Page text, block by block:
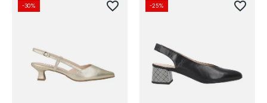
-30% favorite_border -25% favorite_border